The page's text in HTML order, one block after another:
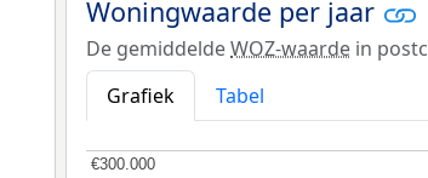
Woningwaarde per jaar
De gemiddeldeWOZ-waarde in
Grafiek
Tabel
€300.000
€300.000